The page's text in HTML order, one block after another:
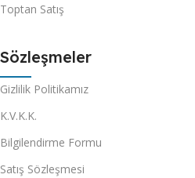
Toptan Satış
Sözleşmeler
Gizlilik Politikamız
K.V.K.K.
Bilgilendirme Formu
Satış Sözleşmesi